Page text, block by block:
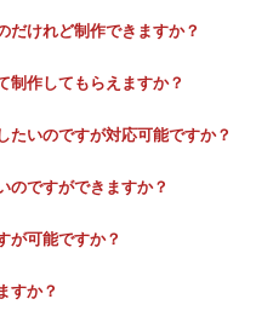
だけれど制作できますか？
制作してもらえますか？
たいのですが対応可能ですか？
のですができますか？
が可能ですか？
すか？